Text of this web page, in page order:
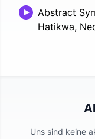
Abstract
Hatikwa,
Uns sind keine